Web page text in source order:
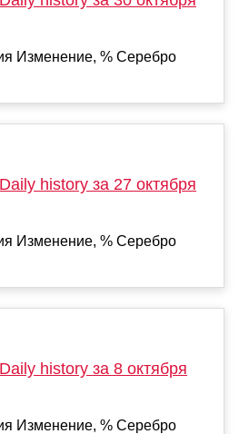
Изменение, % Серебро
history за 27 октября
Изменение, % Серебро
history за 8 октября
Изменение, % Серебро